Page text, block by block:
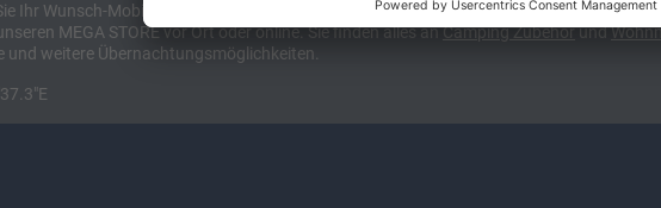
Ihr Wunsch-Mobil und alles für Camping und Caravaning! Wohnmobilverkauf und
MEGA STORE vor Ort oder online. Sie finden alles anCampingZubehörund
und weitere Übernachtungsmöglichkeiten.